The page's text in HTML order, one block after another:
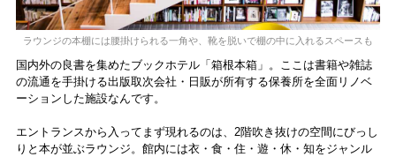
ラウンジの本棚には腰掛けられる一角や、靴を脱いで棚の中に入れるスペースも
国内外の良書を集めたブックホテル「箱根本箱」。ここは書籍や雑誌
の流通を手掛ける出版取次会社・日販が所有する保養所を全面リノベ
ーションした施設なんです。
エントランスから入ってまず現れるのは、2階吹き抜けの空間にびっし
りと本が並ぶラウンジ。館内には衣・食・住・遊・休・知をジャンル